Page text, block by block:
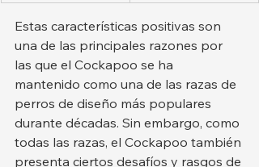
Estas características positivas son
una de las principales razones por
las que el Cockapoo se ha
mantenido como una de las razas de
perros de diseño más populares
durante décadas. Sin embargo, como
todas las razas, el Cockapoo también
presenta ciertos desafíos y rasgos de